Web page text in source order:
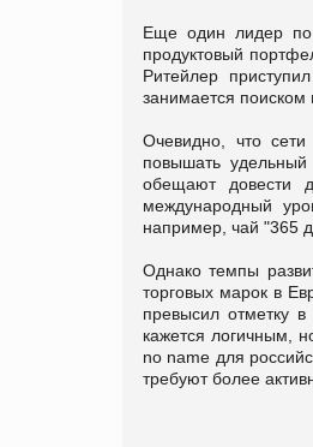
Еще один лидер
продуктовый
Ритейлер
занимается поиском
Очевидно, что
повышать
обещают довести
международный
например, чай "365
Однако темпы
торговых марок в
превысил отметку
кажется логичным,
no name для
требуют более